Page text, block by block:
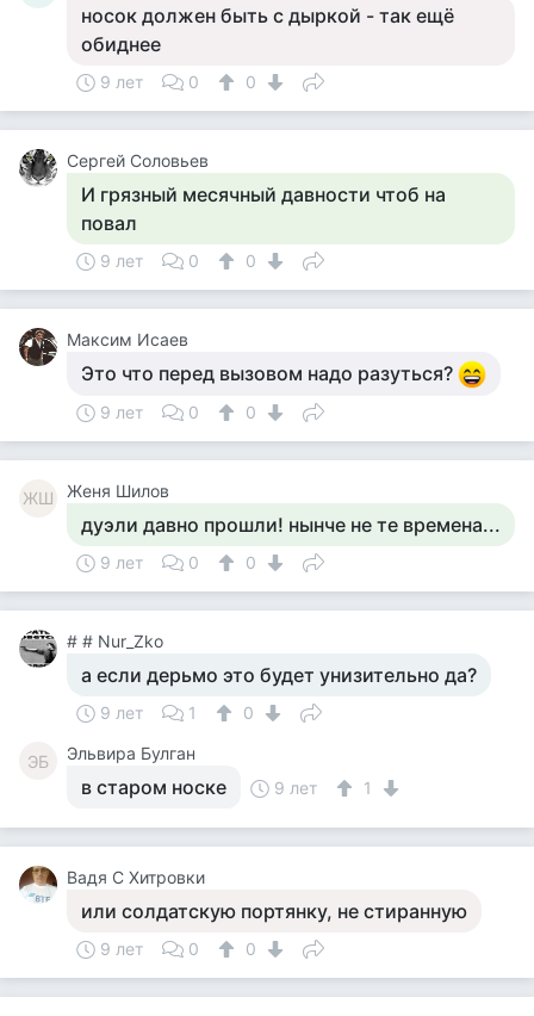
носок должен быть с дыркой - так ещё
обиднее
9 лет 0 0
Сергей Соловьев
И грязный месячный давности чтоб на
повал
9 лет 0 0
Максим Исаев
Это что перед вызовом надо разуться?
9 лет 0 0
ЖШ Женя Шилов
дуэли давно прошли! нынче не те времена...
9 лет 0 0
# # Nur_Zko
а если дерьмо это будет унизительно да?
9 лет 1 0
ЭБ Эльвира Булган
в старом носке 9 лет 1
Вадя С Хитровки
или солдатскую портянку, не стиранную
9 лет 0 0